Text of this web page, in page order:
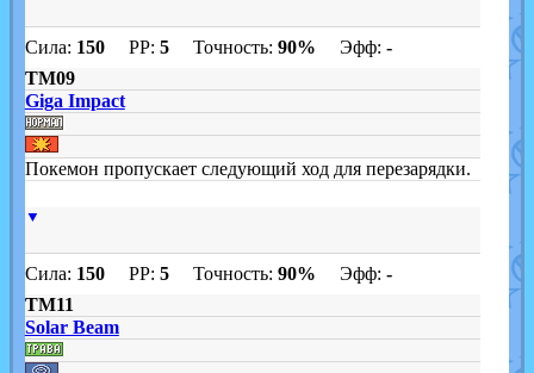
Сила: 150PP: 5Точность: 90% Эфф: -
TM09
Giga Impact
Покемон пропускает следующий ход для перезарядки.
▼
Сила: 150PP: 5Точность: 90% Эфф: -
TM11
Solar Beam